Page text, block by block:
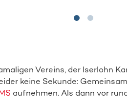
Vereins, der Iserlohn
keine Sekunde:
aufnehmen. Als dann vor